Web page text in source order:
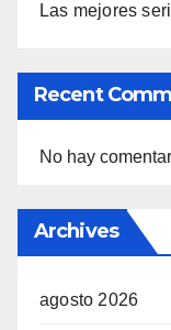
Las mejores
Recent
No hay
Archives
agosto 2026